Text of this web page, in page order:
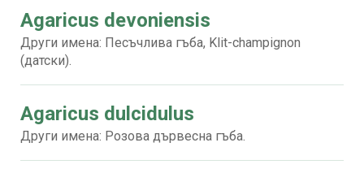
Agaricus devoniensis
Други имена: Песъчлива гъба, Klit-champignon
(датски).
Agaricus dulcidulus
Други имена: Розова дървесна гъба.